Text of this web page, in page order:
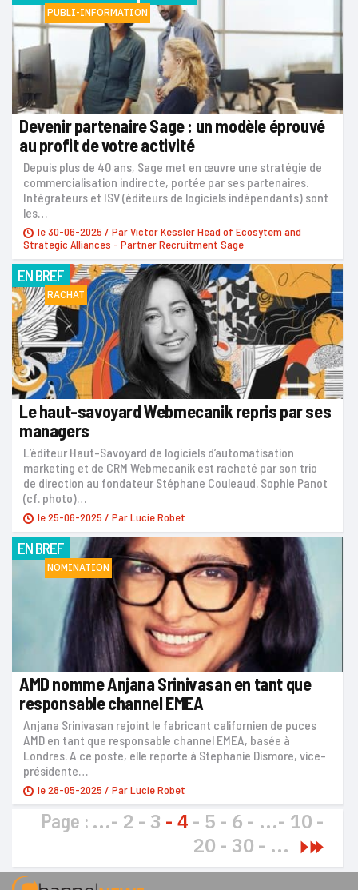
PUBLI-INFORMATION
Devenir partenaire Sage : un modèle éprouvé
au profit de votre activité
Depuis plus de 40 ans, Sage met en œuvre une stratégie de
commercialisation indirecte, portée par ses partenaires.
Intégrateurs et ISV (éditeurs de logiciels indépendants) sont
les…
le30-06-2025 / ParVictor Kessler Head of Ecosytem and
Strategic Alliances - Partner Recruitment Sage
EN BREF
RACHAT
Le haut-savoyard Webmecanik repris par ses
managers
L’éditeur Haut-Savoyard de logiciels d’automatisation
marketing et de CRM Webmecanik est racheté par son trio
de direction au fondateur Stéphane Couleaud. Sophie Panot
(cf. photo)…
le25-06-2025 / ParLucie Robet
EN BREF
NOMINATION
AMD nomme Anjana Srinivasan en tant que
responsable channel EMEA
Anjana Srinivasan rejoint le fabricant californien de puces
AMD en tant que responsable channel EMEA, basée à
Londres. A ce poste, elle reporte à Stephanie Dismore, vice-
présidente…
le28-05-2025 / ParLucie Robet
Page : ... 2 3 4 5 6 ... 10
20
30 ...